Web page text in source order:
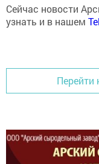
Сейчас новости
узнать и в нашем
Перейти